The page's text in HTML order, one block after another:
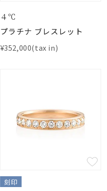
４℃
プラチナ ブレスレット
¥352,000(tax in)
刻印